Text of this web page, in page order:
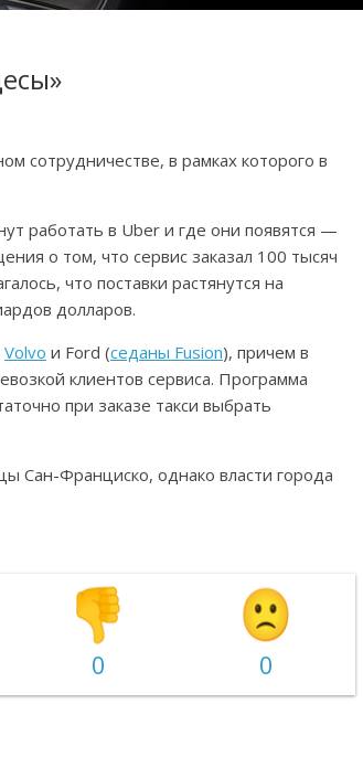
сотрудничестве, в рамках которого в
работать в Uber и где они появятся —
о том, что сервис заказал 100 тысяч
что поставки растянутся на
долларов.
Volvo и Ford (седаны Fusion), причем в
клиентов сервиса. Программа
при заказе такси выбрать
Сан-Франциско, однако власти города
0 0